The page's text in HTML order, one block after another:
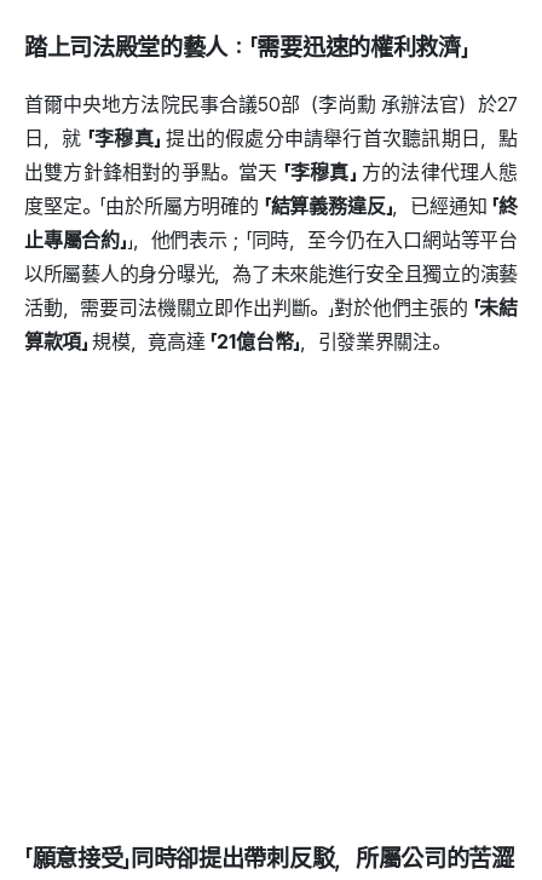
踏上司法殿堂的藝人：「需要迅速的權利救濟」
首爾中央地方法院民事合議50部（李尚勳 承辦法官）於27
日，就 「李穆真」 提出的假處分申請舉行首次聽訊期日，點
出雙方針鋒相對的爭點。當天 「李穆真」 方的法律代理人態
度堅定。「由於所屬方明確的 「結算義務違反」，已經通知 「終
止專屬合約」」，他們表示；「同時，至今仍在入口網站等平台
以所屬藝人的身分曝光，為了未來能進行安全且獨立的演藝
活動，需要司法機關立即作出判斷。」對於他們主張的 「未結
算款項」 規模，竟高達 「21億台幣」，引發業界關注。
「願意接受」同時卻提出帶刺反駁，所屬公司的苦澀